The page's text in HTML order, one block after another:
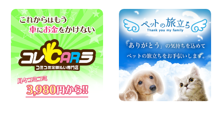
日産セレナが新入荷!!中川かの里店!! 愛知
県 中川かの里店
100円レンタカー 中川かの里
2026年08月07日
☆ 夏休みクーポン登場!最大9,500円おト
ク! ☆ 鳥取県 鳥取青谷店
100円レンタカー 鳥取青谷
2026年08月07日
夏季休暇のお知らせ 東京都 墨田両国店
100円レンタカー 墨田両国
2026年08月07日